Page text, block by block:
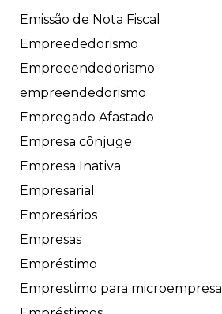
Emissão de Nota Fiscal
Empreededorismo
Empreeendedorismo
empreendedorismo
Empregado Afastado
Empresa cônjuge
Empresa Inativa
Empresarial
Empresários
Empresas
Empréstimo
Emprestimo para microempresa